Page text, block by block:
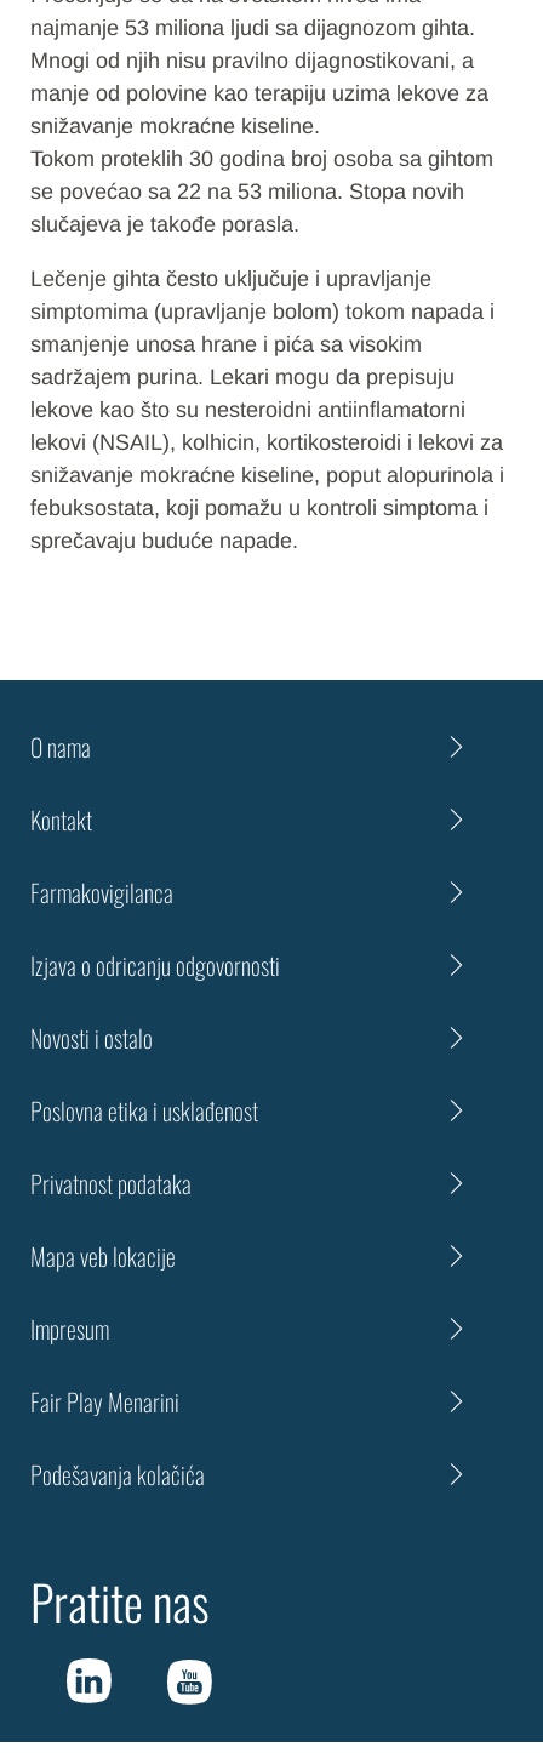
najmanje 53 miliona ljudi sa dijagnozom gihta.
Mnogi od njih nisu pravilno dijagnostikovani, a
manje od polovine kao terapiju uzima lekove za
snižavanje mokraćne kiseline.
Tokom proteklih 30 godina broj osoba sa gihtom
se povećao sa 22 na 53 miliona. Stopa novih
slučajeva je takođe porasla.
Lečenje gihta često uključuje i upravljanje
simptomima (upravljanje bolom) tokom napada i
smanjenje unosa hrane i pića sa visokim
sadržajem purina. Lekari mogu da prepisuju
lekove kao što su nesteroidni antiinflamatorni
lekovi (NSAIL), kolhicin, kortikosteroidi i lekovi za
snižavanje mokraćne kiseline, poput alopurinola i
febuksostata, koji pomažu u kontroli simptoma i
sprečavaju buduće napade.
O nama
Kontakt
Farmakovigilanca
Izjava o odricanju odgovornosti
Novosti i ostalo
Poslovna etika i usklađenost
Privatnost podataka
Mapa veb lokacije
Impresum
Fair Play Menarini
Podešavanja kolačića
Pratite nas